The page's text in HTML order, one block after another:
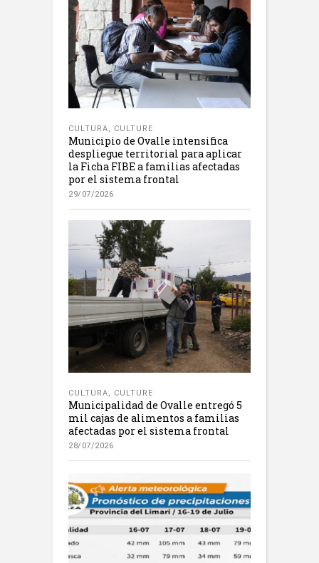
CULTURA, CULTURE
Municipio de Ovalle intensifica
despliegue territorial para aplicar
la Ficha FIBE a familias afectadas
por el sistema frontal
29/07/2026
CULTURA, CULTURE
Municipalidad de Ovalle entregó 5
mil cajas de alimentos a familias
afectadas por el sistema frontal
28/07/2026